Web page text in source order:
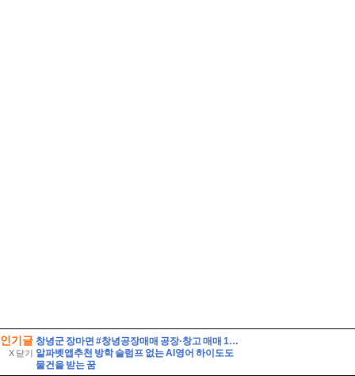
인기글
X 닫기
창녕군 장마면 #창녕공장매매 공장·창고 매매 100000//만원
알파벳앱추천 방학 슬럼프 없는 AI영어 하이도도
물건을 받는 꿈